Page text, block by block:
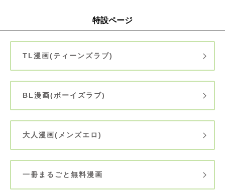
特設ページ
TL漫画(ティーンズラブ)
BL漫画(ボーイズラブ)
大人漫画(メンズエロ)
一冊まるごと無料漫画